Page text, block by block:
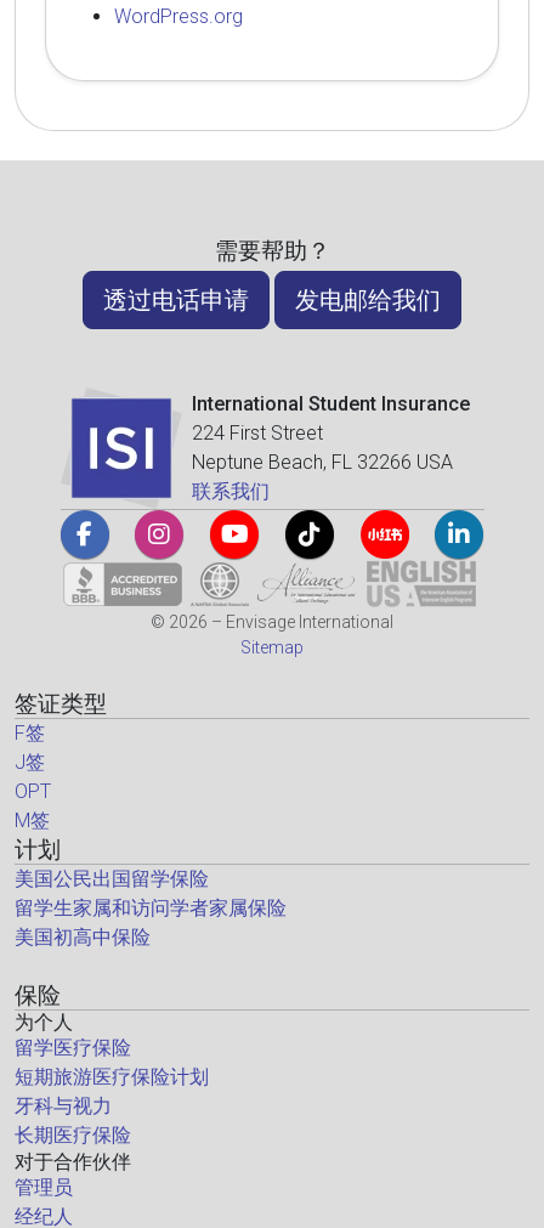
WordPress.org
需要帮助？
透过电话申请 发电邮给我们
International Student Insurance
224 First Street
Neptune Beach, FL 32266 USA
联系我们
© 2026 – Envisage International
Sitemap
签证类型
F签
J签
OPT
M签
计划
美国公民出国留学保险
留学生家属和访问学者家属保险
美国初高中保险
保险
为个人
留学医疗保险
短期旅游医疗保险计划
牙科与视力
长期医疗保险
对于合作伙伴
管理员
经纪人